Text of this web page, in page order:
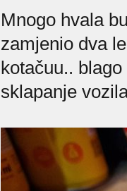
Mnogo hvala
zamjenio dva
kotačuu..
sklapanje